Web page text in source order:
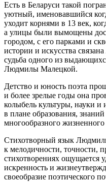
Есть в Беларуси такой
уютный, именовавшийся
уходит корнями в 13 век,
а улицы были вымощены
городом, с его парками и
истории и искусства
судьба одного из
Людмилы Малецкой.
Детство и юность поэта
и более зрелые годы она
колыбель культуры, науки и
в плане образования,
многообразного
Стихотворный язык
к мелодичности, точности,
стихотворениях ощущается
искренность и
своеобразие поэтического